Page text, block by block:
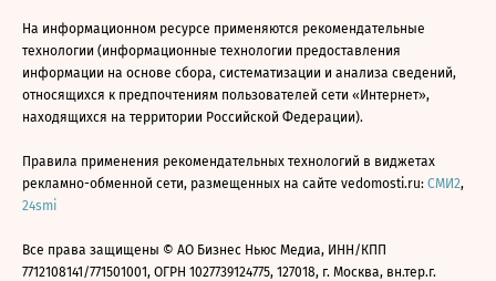
На информационном ресурсе применяются рекомендательные
технологии (информационные технологии предоставления
информации на основе сбора, систематизации и анализа сведений,
относящихся к предпочтениям пользователей сети «Интернет»,
находящихся на территории Российской Федерации).
Правила применения рекомендательных технологий в виджетах
рекламно-обменной сети, размещенных на сайте vedomosti.ru: СМИ2,
24smi
Все права защищены © АО Бизнес Ньюс Медиа, ИНН/КПП
7712108141/771501001, ОГРН 1027739124775, 127018, г. Москва, вн.тер.г.